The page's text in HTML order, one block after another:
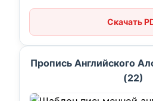
Скачать
Пропись Английского
(22)